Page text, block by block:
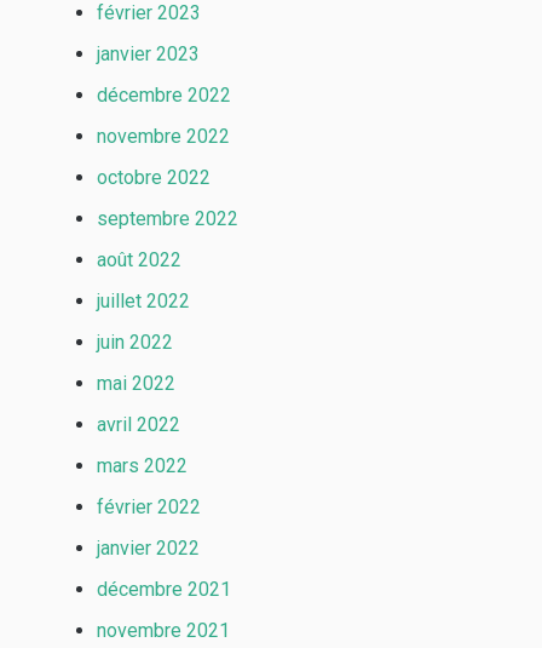
février 2023
janvier 2023
décembre 2022
novembre 2022
octobre 2022
septembre 2022
août 2022
juillet 2022
juin 2022
mai 2022
avril 2022
mars 2022
février 2022
janvier 2022
décembre 2021
novembre 2021